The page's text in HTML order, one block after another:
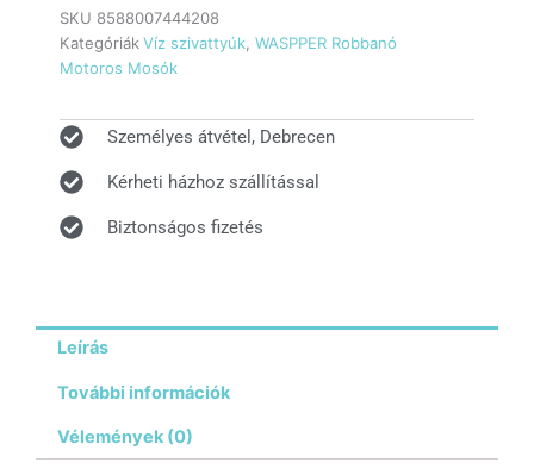
B
gyártmány
mennyiség
SKU 8588007444208
Kategóriák Víz szivattyúk WASPPER Robbanó
Motoros Mosók
Személyes átvétel, Debrecen
Kérheti házhoz szállítással
Biztonságos fizetés
Leírás
További információk
Vélemények (0)